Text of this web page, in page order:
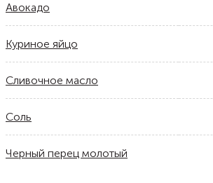
Авокадо
Куриное яйцо
Сливочное масло
Соль
Черный перец молотый